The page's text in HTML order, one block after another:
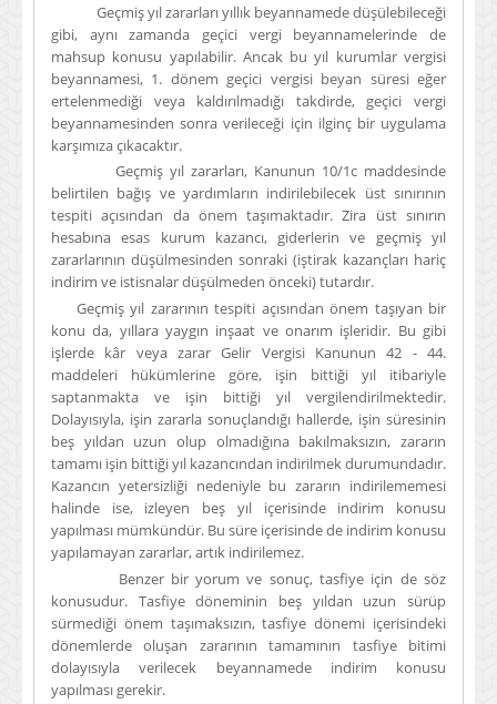
Geçmiş yıl zararları yıllık beyannamede düşülebileceği
gibi, aynı zamanda geçici vergi beyannamelerinde de
mahsup konusu yapılabilir. Ancak bu yıl kurumlar vergisi
beyannamesi, 1. dönem geçici vergisi beyan süresi eğer
ertelenmediği veya kaldırılmadığı takdirde, geçici vergi
beyannamesinden sonra verileceği için ilginç bir uygulama
karşımıza çıkacaktır.
Geçmiş yıl zararları, Kanunun 10/1c maddesinde
belirtilen bağış ve yardımların indirilebilecek üst sınırının
tespiti açısından da önem taşımaktadır. Zira üst sınırın
hesabına esas kurum kazancı, giderlerin ve geçmiş yıl
zararlarının düşülmesinden sonraki (iştirak kazançları hariç
indirim ve istisnalar düşülmeden önceki) tutardır.
Geçmiş yıl zararının tespiti açısından önem taşıyan bir
konu da, yıllara yaygın inşaat ve onarım işleridir. Bu gibi
işlerde kâr veya zarar Gelir Vergisi Kanunun 42 - 44.
maddeleri hükümlerine göre, işin bittiği yıl itibariyle
saptanmakta ve işin bittiği yıl vergilendirilmektedir.
Dolayısıyla, işin zararla sonuçlandığı hallerde, işin süresinin
beş yıldan uzun olup olmadığına bakılmaksızın, zararın
tamamı işin bittiği yıl kazancından indirilmek durumundadır.
Kazancın yetersizliği nedeniyle bu zararın indirilememesi
halinde ise, izleyen beş yıl içerisinde indirim konusu
yapılması mümkündür. Bu süre içerisinde de indirim konusu
yapılamayan zararlar, artık indirilemez.
Benzer bir yorum ve sonuç, tasfiye için de söz
konusudur. Tasfiye döneminin beş yıldan uzun sürüp
sürmediği önem taşımaksızın, tasfiye dönemi içerisindeki
dönemlerde oluşan zararının tamamının tasfiye bitimi
dolayısıyla verilecek beyannamede indirim konusu
yapılması gerekir.